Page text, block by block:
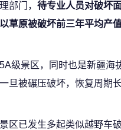
部门， 待专业人员对破坏
草原被破坏前三年平均产
级景区，同时也是新疆海
旦被碾压破坏，恢复周期
区已发生多起类似越野车